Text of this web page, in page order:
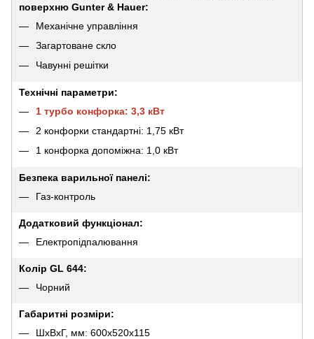
поверхню Gunter & Hauer:
Механічне управління
Загартоване скло
Чавунні решітки
Технічні параметри:
1 турбо конфорка: 3,3 кВт
2 конфорки стандартні: 1,75 кВт
1 конфорка допоміжна: 1,0 кВт
Безпека варильної панелі:
Газ-контроль
Додатковий функціонал:
Електропідпалювання
Колір GL 644:
Чорний
Габаритні розміри:
ШхВхГ, мм: 600х520х115